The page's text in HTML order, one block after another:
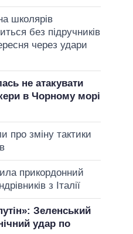
школярів
без підручників
через удари
не атакувати
в Чорному морі
про зміну тактики
прикордонний
з Італії
Зеленський
удар по